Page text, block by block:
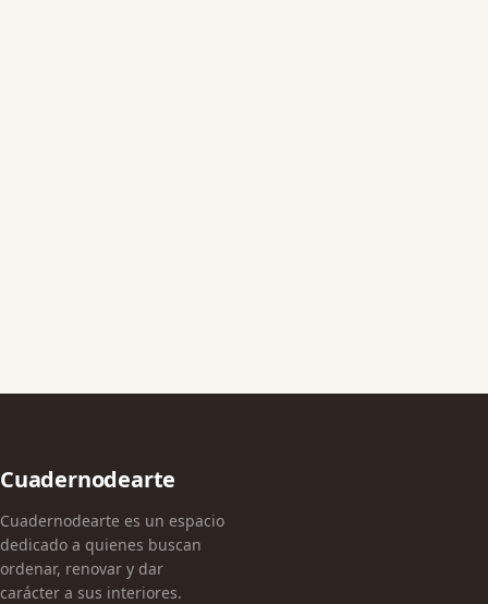
Cuadernodearte
Cuadernodearte es un espacio
dedicado a quienes buscan
ordenar, renovar y dar
carácter a sus interiores.